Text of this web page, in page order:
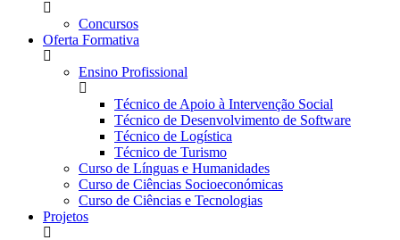
Concursos
Oferta Formativa
Ensino Profissional
Técnico de Apoio à Intervenção Social
Técnico de Desenvolvimento de Software
Técnico de Logística
Técnico de Turismo
Curso de Línguas e Humanidades
Curso de Ciências Socioeconómicas
Curso de Ciências e Tecnologias
Projetos